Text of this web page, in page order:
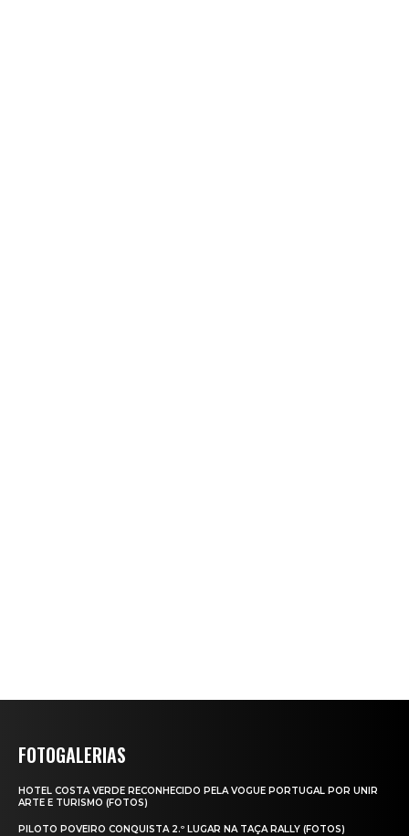
FOTOGALERIAS
HOTEL COSTA VERDE RECONHECIDO PELA VOGUE PORTUGAL POR UNIR
ARTE E TURISMO (FOTOS)
PILOTO POVEIRO CONQUISTA 2.º LUGAR NA TAÇA RALLY (FOTOS)